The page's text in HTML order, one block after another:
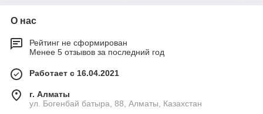
О нас
Рейтинг не сформирован
Менее 5 отзывов за последний год
Работает с 16.04.2021
г. Алматы
ул. Богенбай батыра, 88, Алматы, Казахстан